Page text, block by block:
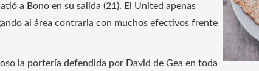
a Bono en su salida (21). El United apenas
al área contraria con muchos efectivos frente
la portería defendida por David de Gea en toda